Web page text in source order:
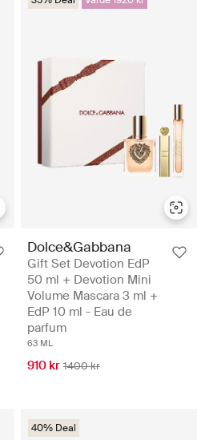
Dolce&Gabbana
Gift Set Devotion EdP
50 ml + Devotion Mini
Volume Mascara 3 ml +
EdP 10 ml - Eau de
parfum
63 ML
910 kr 1400 kr
40% Deal